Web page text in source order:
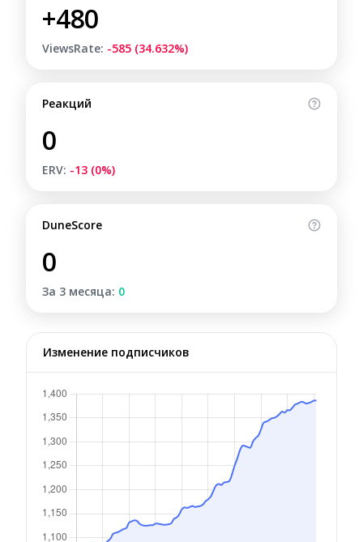
+480
ViewsRate: -585 (34.632%)
Реакций
0
ERV: -13 (0%)
DuneScore
0
За 3 месяца: 0
Изменение подписчиков